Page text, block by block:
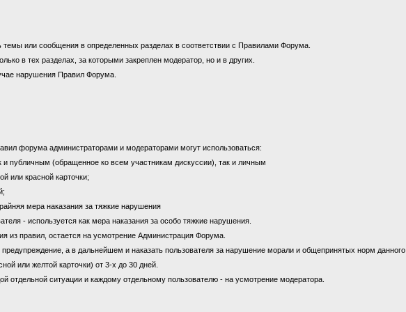
темы или сообщения в определенных разделах в соответствии с Правилами Форума.
в тех разделах, за которыми закреплен модератор, но и в других.
нарушения Правил Форума.
форума администраторами и модераторами могут использоваться:
и публичным (обращенное ко всем участникам дискуссии), так и личным
или красной карточки;
мера наказания за тяжкие нарушения
- используется как мера наказания за особо тяжкие нарушения.
из правил, остается на усмотрение Администрация Форума.
а в дальнейшем и наказать пользователя за нарушение морали и общепринятых норм
или желтой карточки) от 3-х до 30 дней.
отдельной ситуации и каждому отдельному пользователю - на усмотрение модератора.